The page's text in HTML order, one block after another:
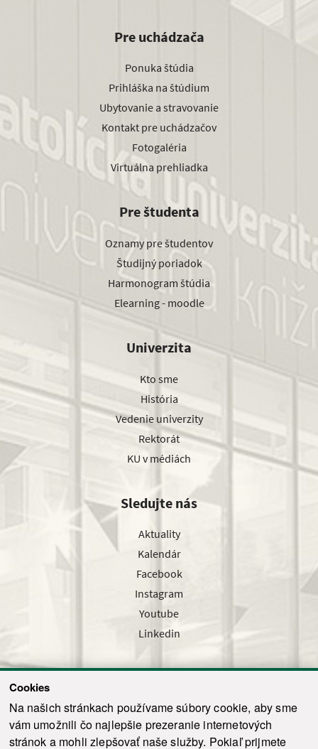
Cookies
Na našich stránkach používame súbory cookie, aby sme
vám umožnili čo najlepšie prezeranie internetových
stránok a mohli zlepšovať naše služby. Pokiaľ prijmete
Pre uchádzača
Ponuka štúdia
Prihláška na štúdium
Ubytovanie a stravovanie
Kontakt pre uchádzačov
Fotogaléria
Virtuálna prehliadka
Pre študenta
Oznamy pre študentov
Študijný poriadok
Harmonogram štúdia
Elearning - moodle
Univerzita
Kto sme
História
Vedenie univerzity
Rektorát
KU v médiách
Sledujte nás
Aktuality
Kalendár
Facebook
Instagram
Youtube
Linkedin